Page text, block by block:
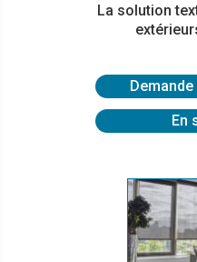
La solution
En